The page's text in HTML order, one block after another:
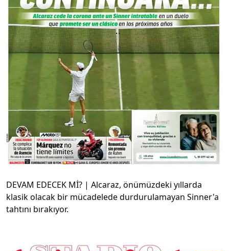
DEVAM EDECEK Mİ? | Alcaraz, önümüzdeki yıllarda
klasik olacak bir mücadelede durdurulamayan Sinner'a
tahtını bırakıyor.